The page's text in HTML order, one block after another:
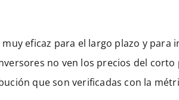
eficaz para el largo plazo y
no ven los precios del
que son verificadas con la